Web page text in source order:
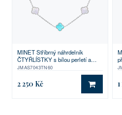
MINET Stříbrný náhrdelník
ČTYŘLÍSTKY s bílou perletí a
tyrkysem Ag 925/1000 11,60g
JMAS7043TN60
2 250 Kč DO